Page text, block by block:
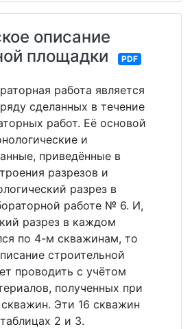
описание
площадки
PDF
работа является
сделанных в течение
работ. Её основой
и
приведённые в
разрезов и
разрез в
работе № 6. И,
разрез в каждом
по 4-м скважинам, то
строительной
проводить с учётом
полученных при
Эти 16 скважин
2 и 3.